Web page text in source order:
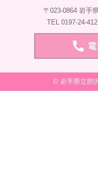
〒023-0864 岩手
TEL 0197-24-
© 岩手県立胆